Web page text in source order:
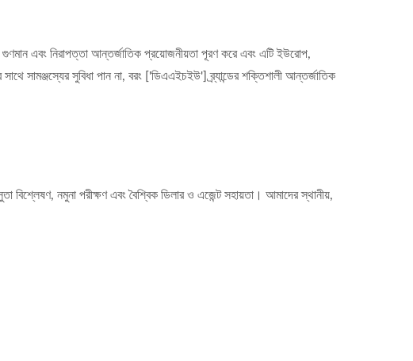
এবং নিরাপত্তা আন্তর্জাতিক প্রয়োজনীয়তা পূরণ করে এবং এটি ইউরোপ,
সামঞ্জস্যের সুবিধা পান না, বরং ['ডিএএইচইউ'] ব্র্যান্ডের শক্তিশালী আন্তর্জাতিক
বিশ্লেষণ, নমুনা পরীক্ষণ এবং বৈশ্বিক ডিলার ও এজেন্ট সহায়তা। আমাদের স্থানীয়,